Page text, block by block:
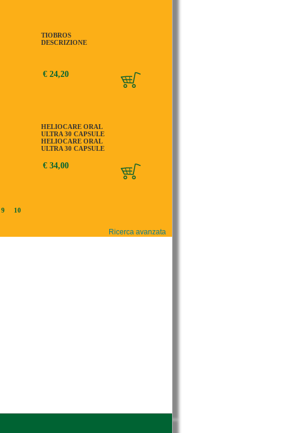
TIOBROS
DESCRIZIONE
€ 24,20
HELIOCARE ORAL
ULTRA 30 CAPSULE
HELIOCARE ORAL
ULTRA 30 CAPSULE
€ 34,00
9 10
Ricerca avanzata